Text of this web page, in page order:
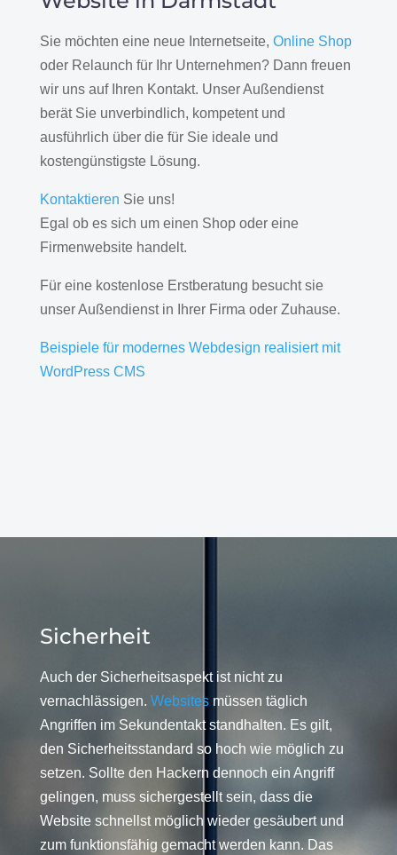
Sie möchten eine neue Internetseite, Online Shop
oder Relaunch für Ihr Unternehmen? Dann freuen
wir uns auf Ihren Kontakt. Unser Außendienst
berät Sie unverbindlich, kompetent und
ausführlich über die für Sie ideale und
kostengünstigste Lösung.
Kontaktieren Sie uns!
Egal ob es sich um einen Shop oder eine
Firmenwebsite handelt.
Für eine kostenlose Erstberatung besucht sie
unser Außendienst in Ihrer Firma oder Zuhause.
Beispiele für modernes Webdesign realisiert mit
WordPress CMS
Sicherheit
Auch der Sicherheitsaspekt ist nicht zu
vernachlässigen. Websitesmüssen täglich
Angriffen im Sekundentakt standhalten. Es gilt,
den Sicherheitsstandard so hoch wie möglich zu
setzen. Sollte den Hackern dennoch ein Angriff
gelingen, muss sichergestellt sein, dass die
Website schnellst möglich wieder gesäubert und
zum funktionsfähig gemacht werden kann. Das